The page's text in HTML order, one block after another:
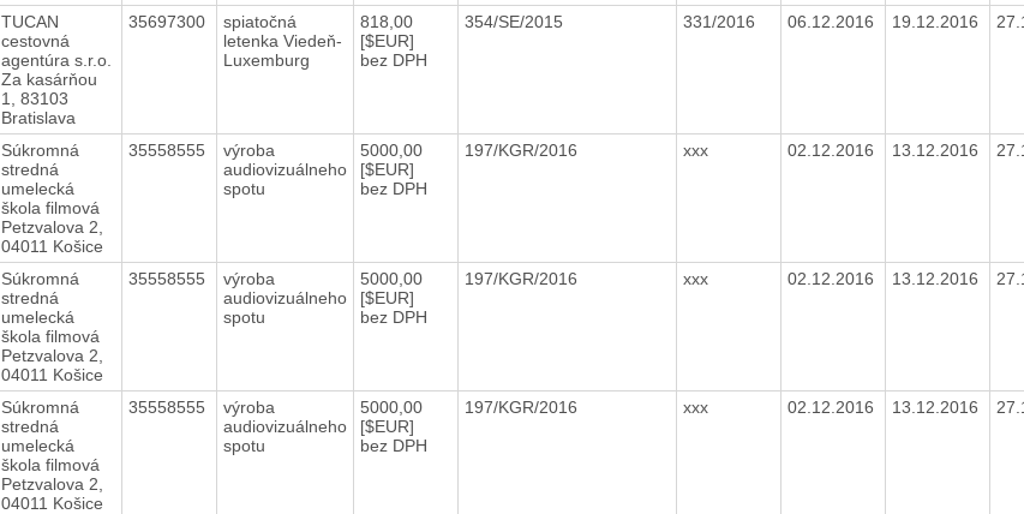
TUCAN
cestovná
agentúra s.r.o.
Za kasárňou
1, 83103
Bratislava
35697300
spiatočná
letenka Viedeň-
Luxemburg
818,00
[$EUR]
bez DPH
354/SE/2015 331/2016 06.12.2016 19.12.2016
Súkromná
stredná
umelecká
škola filmová
Petzvalova 2,
04011 Košice
35558555
výroba
audiovizuálneho
spotu
5000,00
[$EUR]
bez DPH
197/KGR/2016 xxx 02.12.2016 13.12.2016
Súkromná
stredná
umelecká
škola filmová
Petzvalova 2,
04011 Košice
35558555
výroba
audiovizuálneho
spotu
5000,00
[$EUR]
bez DPH
197/KGR/2016 xxx 02.12.2016 13.12.2016
Súkromná
stredná
umelecká
škola filmová
Petzvalova 2,
04011 Košice
35558555
výroba
audiovizuálneho
spotu
5000,00
[$EUR]
bez DPH
197/KGR/2016 xxx 02.12.2016 13.12.2016